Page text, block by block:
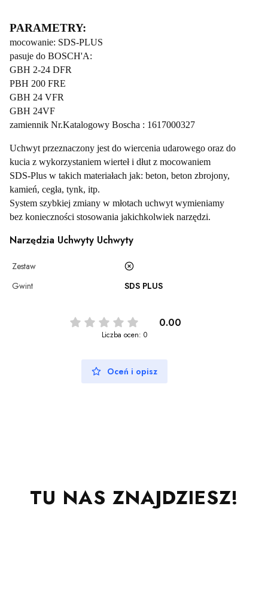
PARAMETRY:
mocowanie: SDS-PLUS
pasuje do BOSCH'A:
GBH 2-24 DFR
PBH 200 FRE
GBH 24 VFR
GBH 24VF
zamiennik Nr.Katalogowy Boscha : 1617000327
Uchwyt przeznaczony jest do wiercenia udarowego oraz do
kucia z wykorzystaniem wierteł i dłut z mocowaniem
SDS-Plus w takich materiałach jak: beton, beton zbrojony,
kamień, cegła, tynk, itp.
System szybkiej zmiany w młotach uchwyt wymieniamy
bez konieczności stosowania jakichkolwiek narzędzi.
Narzędzia Uchwyty Uchwyty
Zestaw
Gwint SDS PLUS
0.00
Liczba ocen: 0
Oceń i opisz
TU NAS ZNAJDZIESZ!